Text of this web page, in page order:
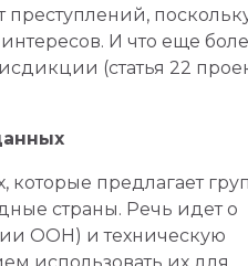
преступлений,
И что еще
(статья 22
предлагает
страны. Речь идет о
ООН) и техническую